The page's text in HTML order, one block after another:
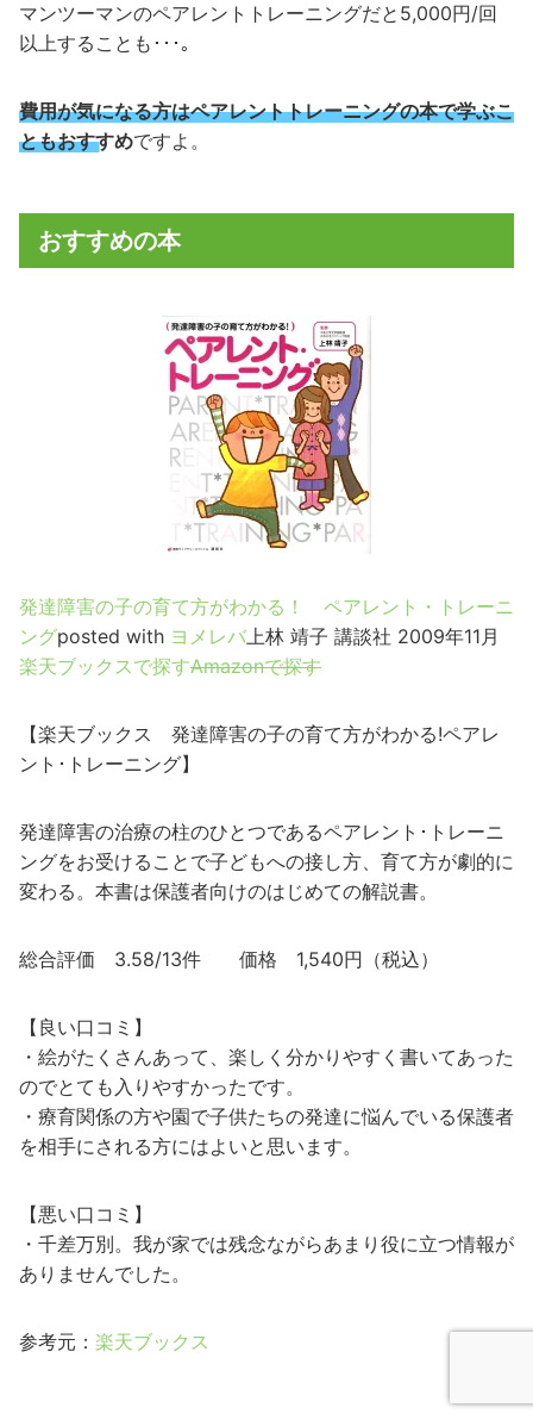
マンツーマンのペアレントトレーニングだと5,000円/回
以上することも･･･｡
費用が気になる方はペアレントトレーニングの本で学ぶこ
ともおすすめですよ。
おすすめの本
発達障害の子の育て方がわかる！ ペアレント・トレーニ
ングposted with ヨメレバ上林 靖子 講談社 2009年11月
楽天ブックスで探すAmazonで探す
【楽天ブックス 発達障害の子の育て方がわかる!ペアレ
ント･トレーニング】
発達障害の治療の柱のひとつであるペアレント･トレーニ
ングをお受けることで子どもへの接し方、育て方が劇的に
変わる。本書は保護者向けのはじめての解説書。
総合評価 3.58/13件 価格 1,540円（税込）
【良い口コミ】
・絵がたくさんあって、楽しく分かりやすく書いてあった
のでとても入りやすかったです。
・療育関係の方や園で子供たちの発達に悩んでいる保護者
を相手にされる方にはよいと思います。
【悪い口コミ】
・千差万別。我が家では残念ながらあまり役に立つ情報が
ありませんでした。
参考元： 楽天ブックス